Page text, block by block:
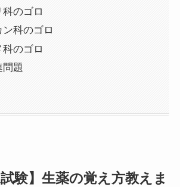
科のゴロ
ン科のゴロ
科のゴロ
問題
試験】生薬の覚え方教えま